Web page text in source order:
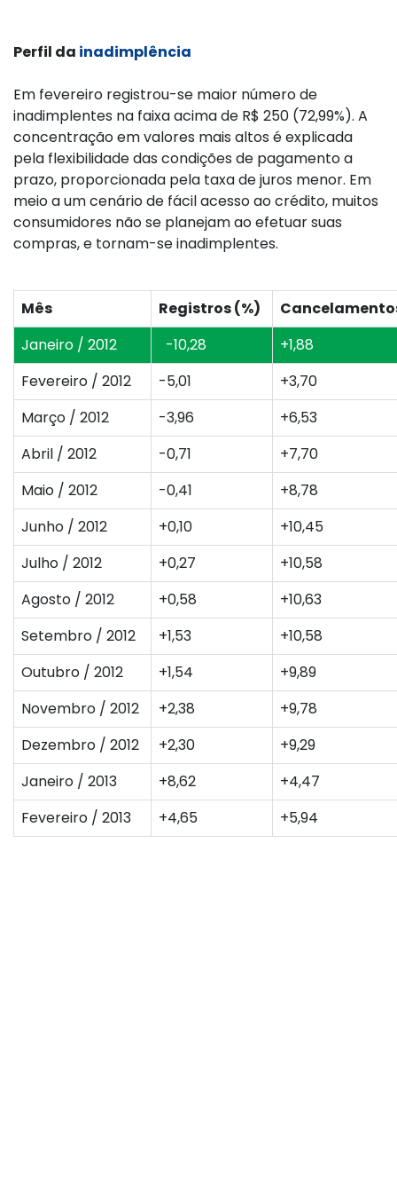
Perfil da inadimplência
Em fevereiro registrou-se maior número de
inadimplentes na faixa acima de R$ 250 (72,99%). A
concentração em valores mais altos é explicada
pela flexibilidade das condições de pagamento a
prazo, proporcionada pela taxa de juros menor. Em
meio a um cenário de fácil acesso ao crédito, muitos
consumidores não se planejam ao efetuar suas
compras, e tornam-se inadimplentes.
Mês Registros (%)
Janeiro / 2012
-10,28
+1,88
Fevereiro / 2012
-5,01
+3,70
Março / 2012
-3,96
+6,53
Abril / 2012
-0,71
+7,70
Maio / 2012
-0,41
+8,78
Junho / 2012
+0,10
+10,45
Julho / 2012
+0,27
+10,58
Agosto / 2012
+0,58
+10,63
Setembro / 2012
+1,53
+10,58
Outubro / 2012
+1,54
+9,89
Novembro / 2012
+2,38
+9,78
Dezembro / 2012
+2,30
+9,29
Janeiro / 2013
+8,62
+4,47
Fevereiro / 2013
+4,65 +5,94